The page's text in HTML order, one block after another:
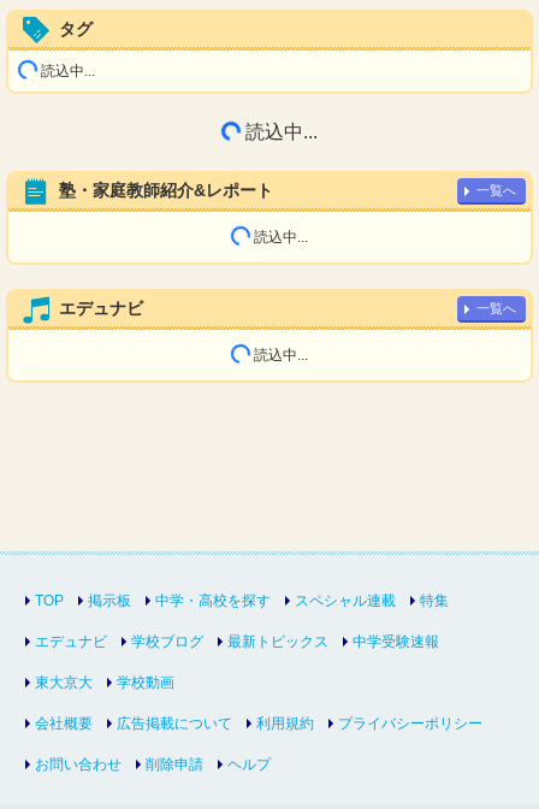
タグ
読込中...
読込中...
塾・家庭教師紹介&レポート 一覧へ
読込中...
エデュナビ 一覧へ
読込中...
TOP 掲示板 中学・高校を探す スペシャル連載 特集
エデュナビ 学校ブログ 最新トピックス 中学受験速報
東大京大 学校動画
会社概要 広告掲載について 利用規約 プライバシーポリシー
お問い合わせ 削除申請 ヘルプ